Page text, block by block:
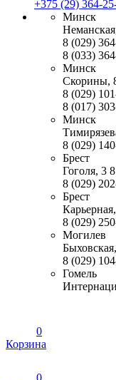
+375 (29) 364-
Минск
8 (029)
8 (033)
Минск
Скорины,
8 (029)
8 (017)
Минск
8 (029)
Брест
Гоголя, 3
8 (029)
Брест
8 (029)
Могилев
8 (029)
Гомель
0
Корзина
0